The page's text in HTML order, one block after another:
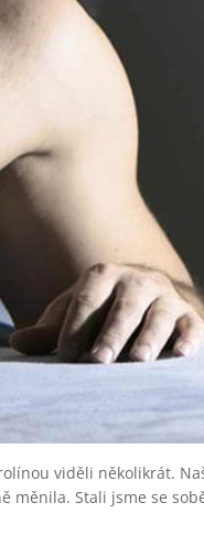
viděli několikrát.
měnila. Stali jsme se